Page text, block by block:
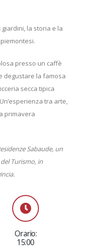
la storia e la
presso un caffè
degustare la famosa
secca tipica
tra arte,
primavera
Sabaude, un
Turismo, in
Orario:
15:00